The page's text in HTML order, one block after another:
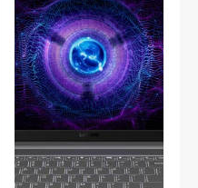
15,6"
bärbar
dator,
Ryzen
7535HS
RTX
3050